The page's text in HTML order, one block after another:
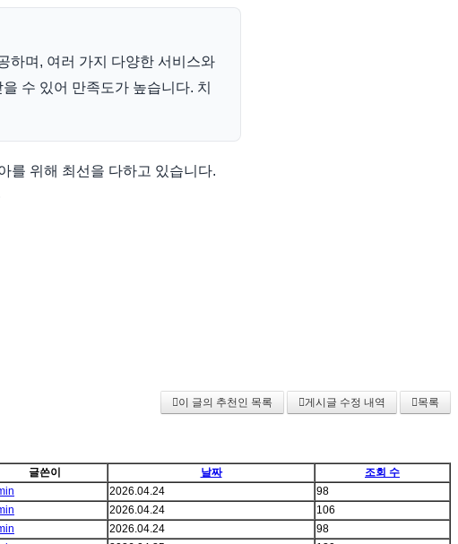
하며, 여러 가지 다양한 서비스와
수 있어 만족도가 높습니다. 치
를 위해 최선을 다하고 있습니다.
이 글의 추천인 목록 게시글 수정 내역 목록
글쓴이 날짜
조회 수
2026.04.24
98
2026.04.24
106
2026.04.24
98